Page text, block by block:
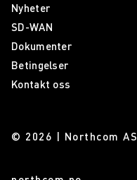
Nyheter
SD-WAN
Dokumenter
Betingelser
Kontakt oss
© 2026 | Northcom AS